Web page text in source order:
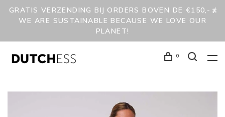
GRATIS VERZENDING BIJ ORDERS BOVEN DE €150,- /
WE ARE SUSTAINABLE BECAUSE WE LOVE OUR
PLANET!
0